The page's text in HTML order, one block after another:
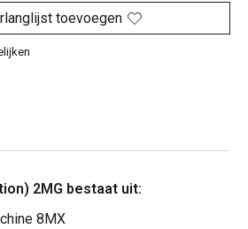
toevoegen
2MG bestaat uit:
8MX